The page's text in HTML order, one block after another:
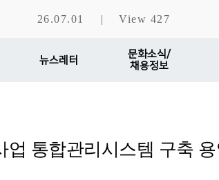
26.07.01 | View 427
뉴스레터
문화소식/
채용정보
업 통합관리시스템 구축